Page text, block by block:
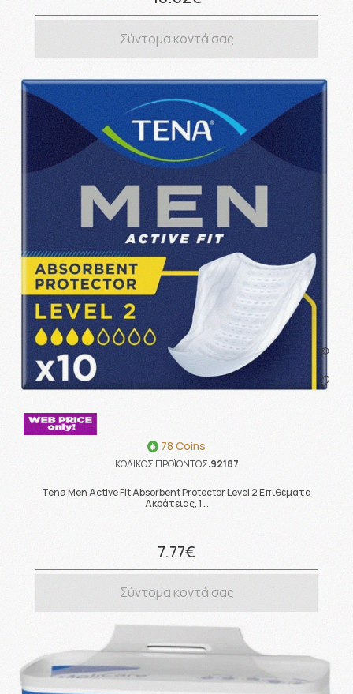
Σύντομα κοντά σας
78 Coins
ΚΩΔΙΚΟΣ ΠΡΟΪΟΝΤΟΣ:92187
Tena Men Active Fit Absorbent Protector Level 2 Επιθέματα
Ακράτειας, 1 …
7.77€
Σύντομα κοντά σας